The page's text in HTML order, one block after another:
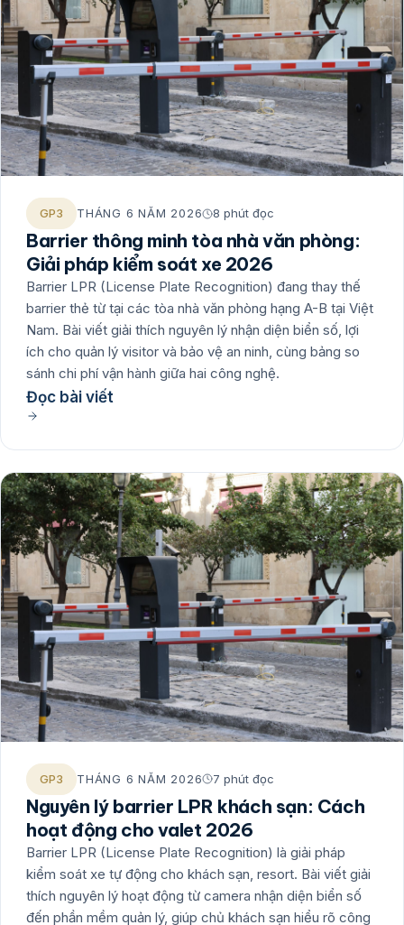
GP3 THÁNG 6 NĂM 2026 8 phút đọc
Barrier thông minh tòa nhà văn phòng:
Giải pháp kiểm soát xe 2026
Barrier LPR (License Plate Recognition) đang thay thế
barrier thẻ từ tại các tòa nhà văn phòng hạng A-B tại Việt
Nam. Bài viết giải thích nguyên lý nhận diện biển số, lợi
ích cho quản lý visitor và bảo vệ an ninh, cùng bảng so
sánh chi phí vận hành giữa hai công nghệ.
Đọc bài viết
GP3 THÁNG 6 NĂM 2026 7 phút đọc
Nguyên lý barrier LPR khách sạn: Cách
hoạt động cho valet 2026
Barrier LPR (License Plate Recognition) là giải pháp
kiểm soát xe tự động cho khách sạn, resort. Bài viết giải
thích nguyên lý hoạt động từ camera nhận diện biển số
đến phần mềm quản lý, giúp chủ khách sạn hiểu rõ công